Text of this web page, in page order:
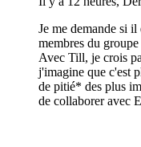
Je me demande si il
membres du
Avec Till, je crois
j'imagine que c'est
de pitié* des plus
de collaborer avec